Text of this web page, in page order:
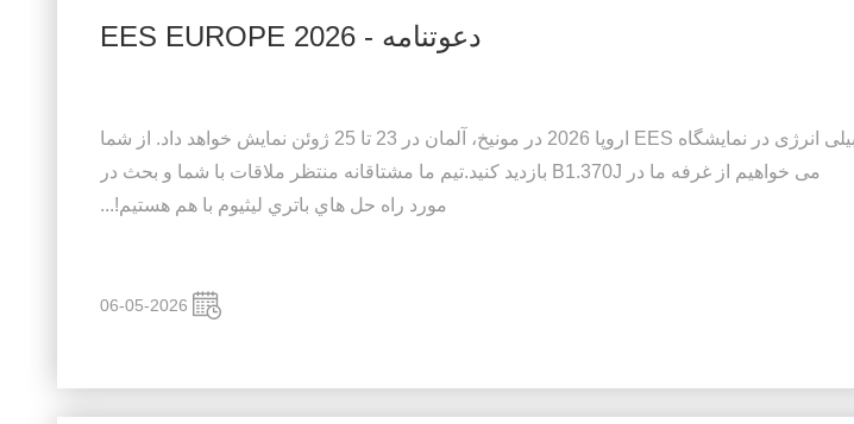
دعوتنامه - EES EUROPE 2026
بیلی انرژی در نمایشگاه EES اروپا 2026 در مونیخ، آلمان در 23 تا 25 ژوئن نمایش خواهد داد. از شما
می خواهیم از غرفه ما در B1.370J بازدید کنید.تيم ما مشتاقانه منتظر ملاقات با شما و بحث در
مورد راه حل هاي باتري ليثيوم با هم هستيم!...
06-05-2026